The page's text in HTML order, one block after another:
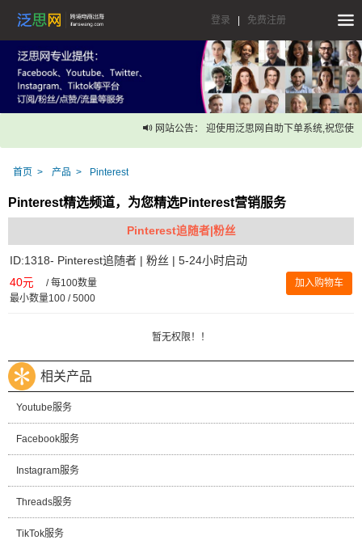
登录 免费注册
网站公告： 迎使用泛思网自助下单系统,祝您使用
首页 产品 Pinterest
Pinterest精选频道，为您精选Pinterest营销服务
Pinterest追随者|粉丝
ID:1318- Pinterest追随者 | 粉丝 | 5-24小时启动
40元 /每100数量
最小数量100 / 5000
加入购物车
暂无权限！！
相关产品
Youtube服务
Facebook服务
Instagram服务
Threads服务
TikTok服务